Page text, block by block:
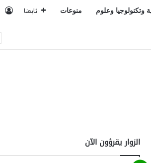
وتكنولوجيا وعلوم منوعات تابعنا
الزوار يقرؤون الآن